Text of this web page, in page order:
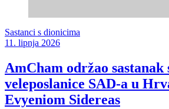
Sastanci s dionicima
11. lipnja 2026
AmCham održao sastanak
veleposlanice SAD-a u
Evyeniom Sidereas